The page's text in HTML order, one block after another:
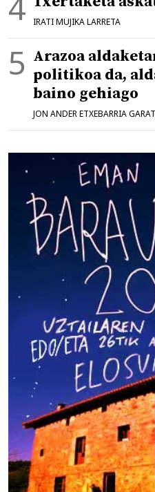
IRATI MUJIKA LARRETA
Arazoa
politikoa da,
baino gehiago
JON ANDER ETXEBARRIA